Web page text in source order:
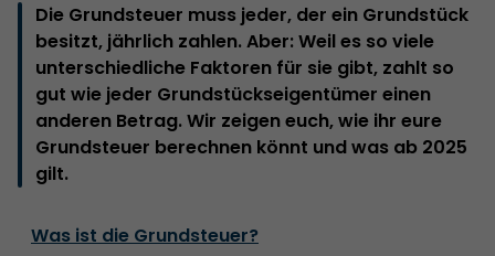
Die Grundsteuer muss jeder, der ein Grundstück
besitzt, jährlich zahlen. Aber: Weil es so viele
unterschiedliche Faktoren für sie gibt, zahlt so
gut wie jeder Grundstückseigentümer einen
anderen Betrag. Wir zeigen euch, wie ihr eure
Grundsteuer berechnen könnt und was ab 2025
gilt.
Was ist die Grundsteuer?